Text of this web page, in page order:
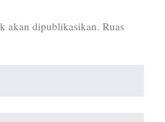
akan dipublikasikan. Ruas